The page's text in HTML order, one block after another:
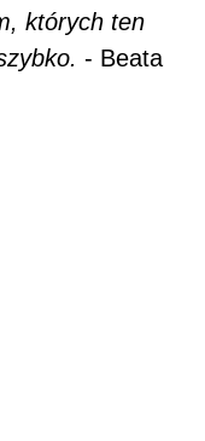
których ten
- Beata